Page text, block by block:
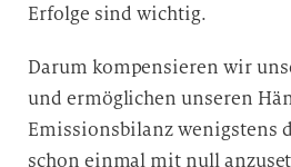
Erfolge sind wichtig.
Darum kompensieren wir
und ermöglichen unseren
Emissionsbilanz wenigstens
schon einmal mit null